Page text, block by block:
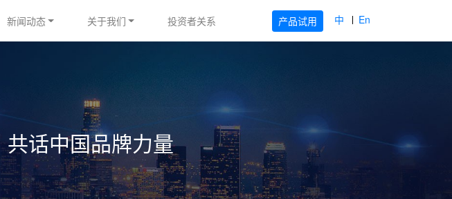
新闻动态 关于我们 投资者关系 产品试用 中 En
共话中国品牌力量